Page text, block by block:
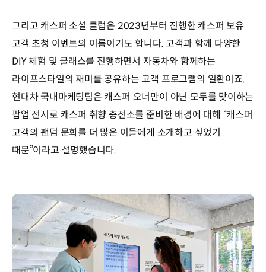
그리고 캐스퍼 소셜 클럽은 2023년부터 진행한 캐스퍼 보유
고객 초청 이벤트의 이름이기도 합니다. 고객과 함께 다양한
DIY 체험 및 클래스를 진행하면서 자동차와 함께하는
라이프스타일의 재미를 공유하는 고객 프로그램의 일환이죠.
현대차 국내마케팅팀은 캐스퍼 오너만이 아닌 모두를 맞이하는
팝업 전시로 캐스퍼 취향 충전소를 준비한 배경에 대해 “캐스퍼
고객의 팬덤 문화를 더 많은 이들에게 소개하고 싶었기
때문”이라고 설명했습니다.